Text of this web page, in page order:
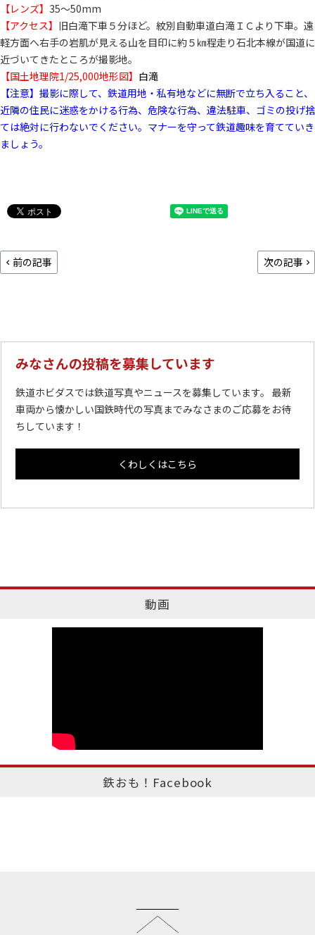
【レンズ】 35～50mm
【アクセス】 旧白滝下車５分ほど。紋別自動車道白滝ＩＣより下車。遠
軽方面へ右手の岩肌が見える山を目印に約５㎞程走り石北本線が国道に
近づいてきたところが撮影地。
【国土地理院1/25,000地形図】 白滝
【注意】撮影に際して、鉄道用地・私有地などに無断で立ち入ること、
近隣の住民に迷惑をかける行為、危険な行為、違法駐車、ゴミの投げ捨
ては絶対に行わないでください。マナーを守って鉄道趣味を育てていき
ましょう。
前の記事 次の記事
みなさんの投稿を募集しています
鉄道ホビダスでは鉄道写真やニュースを募集しています。 最新
車両から懐かしい国鉄時代の写真までみなさまのご応募をお待
ちしています！
くわしくはこちら
動画
鉄おも！Facebook